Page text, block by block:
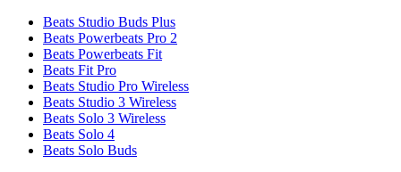
Beats Studio Buds Plus
Beats Powerbeats Pro 2
Beats Powerbeats Fit
Beats Fit Pro
Beats Studio Pro Wireless
Beats Studio 3 Wireless
Beats Solo 3 Wireless
Beats Solo 4
Beats Solo Buds